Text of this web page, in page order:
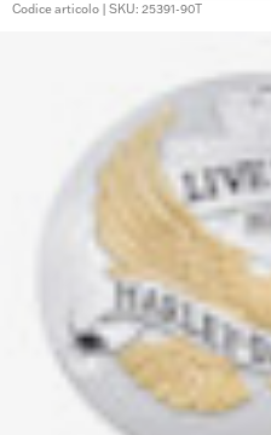
Codice articolo | SKU: 25391-90T